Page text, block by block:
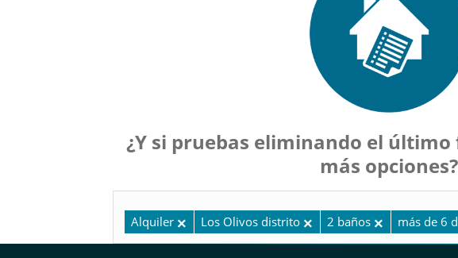
¿Y si pruebas eliminando el
más opciones?
Alquiler Los Olivos distrito 2 baños más de 6